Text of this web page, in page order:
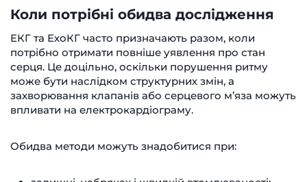
Коли потрібні обидва дослідження
ЕКГ та ЕхоКГ часто призначають разом, коли
потрібно отримати повніше уявлення про стан
серця. Це доцільно, оскільки порушення ритму
може бути наслідком структурних змін, а
захворювання клапанів або серцевого м’яза можуть
впливати на електрокардіограму.
Обидва методи можуть знадобитися при: